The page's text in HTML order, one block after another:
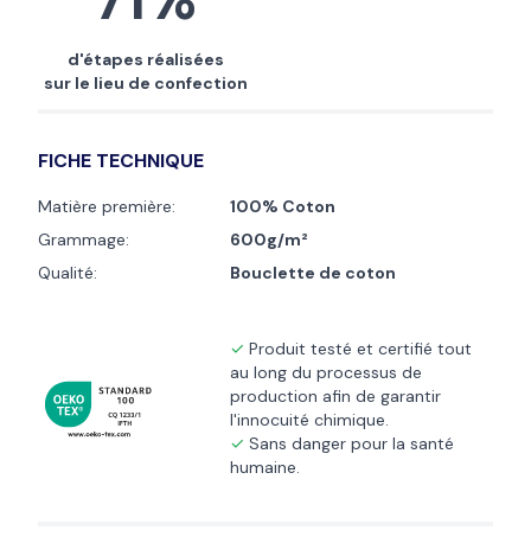
d'étapes réalisées
sur le lieu de confection
FICHE TECHNIQUE
Matière première:
100% Coton
Grammage:
600g/m²
Qualité:
Bouclette de coton
Produit testé et certifié tout
au long du processus de
production afin de garantir
l'innocuité chimique.
Sans danger pour la santé
humaine.